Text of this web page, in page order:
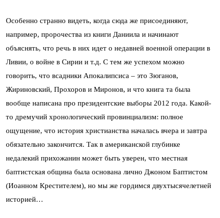
Особенно странно видеть, когда сюда же присоединяют,
например, пророчества из книги Даниила и начинают
объяснять, что речь в них идет о недавней военной операции в
Ливии, о войне в Сирии и т.д. С тем же успехом можно
говорить, что всадники Апокалипсиса – это Зюганов,
Жириновский, Прохоров и Миронов, и что книга та была
вообще написана про президентские выборы 2012 года. Какой-
то дремучий хронологический провинциализм: полное
ощущение, что история христианства началась вчера и завтра
обязательно закончится. Так в американской глубинке
недалекий прихожанин может быть уверен, что местная
баптистская община была основана лично Джоном Баптистом
(Иоанном Крестителем), но мы же гордимся двухтысячелетней
историей…